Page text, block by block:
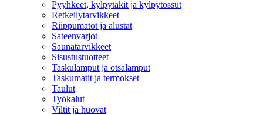
Pyyhkeet, kylpytakit ja kylpytossut
Retkeilytarvikkeet
Riippumatot ja alustat
Sateenvarjot
Saunatarvikkeet
Sisustustuotteet
Taskulamput ja otsalamput
Taskumatit ja termokset
Taulut
Työkalut
Viltit ja huovat